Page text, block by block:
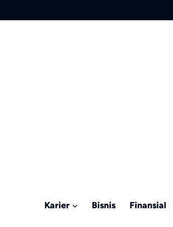
Karier Bisnis Finansial